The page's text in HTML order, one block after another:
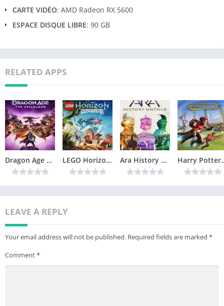
CARTE VIDÉO: AMD Radeon RX 5600
ESPACE DISQUE LIBRE: 90 GB
RELATED APPS
Dragon Age The Veilguard Télécharger jeu PC LEGO Horizon Adventures Télécharger jeu PC Ara History Untold Télécharger jeu PC Harry Potter
LEAVE A REPLY
Your email address will not be published. Required fields are marked *
Comment*